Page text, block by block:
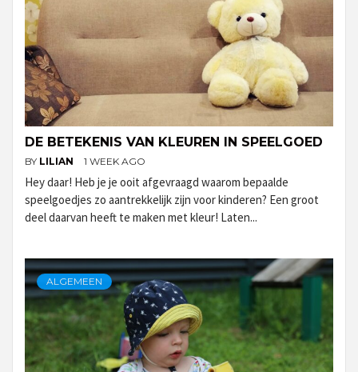
DE BETEKENIS VAN KLEUREN IN SPEELGOED
BY LILIAN 1 WEEK AGO
Hey daar! Heb je je ooit afgevraagd waarom bepaalde
speelgoedjes zo aantrekkelijk zijn voor kinderen? Een groot
deel daarvan heeft te maken met kleur! Laten...
ALGEMEEN